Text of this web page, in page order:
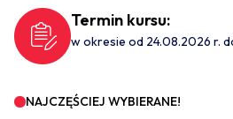
Termin kursu:
w okresie od 24.08.2026 r.
NAJCZĘŚCIEJ WYBIERANE!